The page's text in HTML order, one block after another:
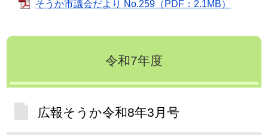
そうか市議会だより No.259（PDF：2.1MB）
令和7年度
広報そうか令和8年3月号